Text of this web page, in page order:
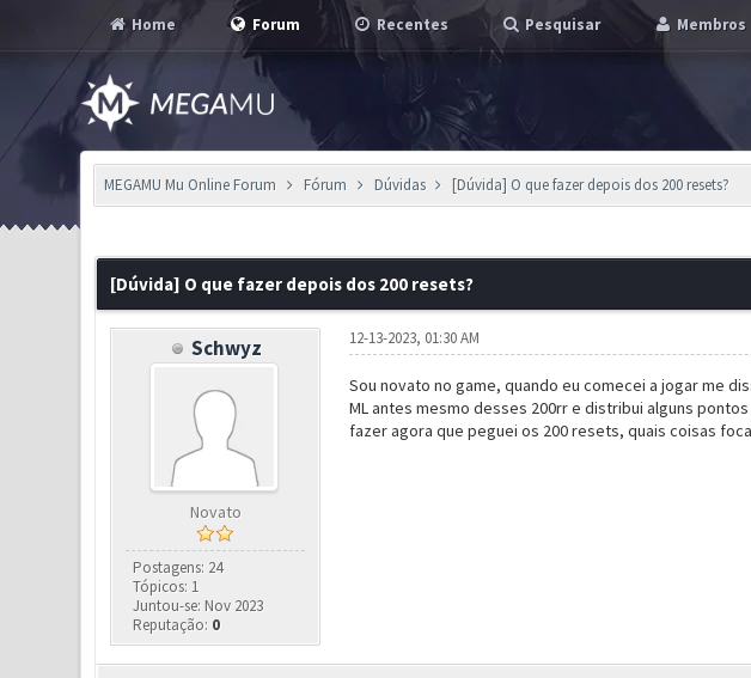
Home Forum Recentes Pesquisar Membros
MEGAMU Mu Online Forum Fórum Dúvidas [Dúvida] O que fazer depois dos 200 resets?
[Dúvida] O que fazer depois dos 200 resets?
Schwyz
Novato
Postagens: 24
Tópicos: 1
Juntou-se: Nov 2023
Reputação: 0
12-13-2023, 01:30 AM
Sou novato no game, quando eu comecei a jogar me
ML antes mesmo desses 200rr e distribui alguns
fazer agora que peguei os 200 resets, quais coisas